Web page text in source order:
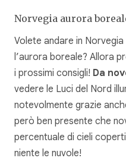
Norvegia aurora
Volete andare in
l’aurora boreale? Allora
i prossimi consigli! Da
vedere le Luci del Nord
notevolmente grazie
però ben presente che
percentuale di cieli
niente le nuvole!